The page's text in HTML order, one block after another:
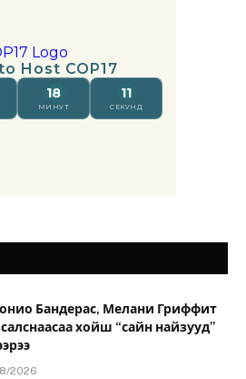
Бандерас, Мелани Гриффит
хойш “сайн найзууд”
2026